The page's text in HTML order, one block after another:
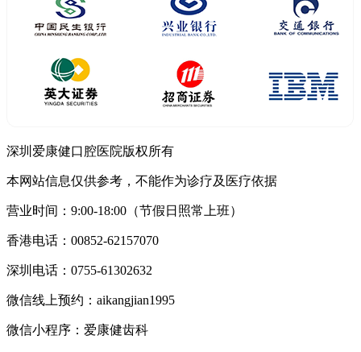
深圳爱康健口腔医院版权所有
本网站信息仅供参考，不能作为诊疗及医疗依据
营业时间：9:00-18:00（节假日照常上班）
香港电话：00852-62157070
深圳电话：0755-61302632
微信线上预约：aikangjian1995
微信小程序：爱康健齿科